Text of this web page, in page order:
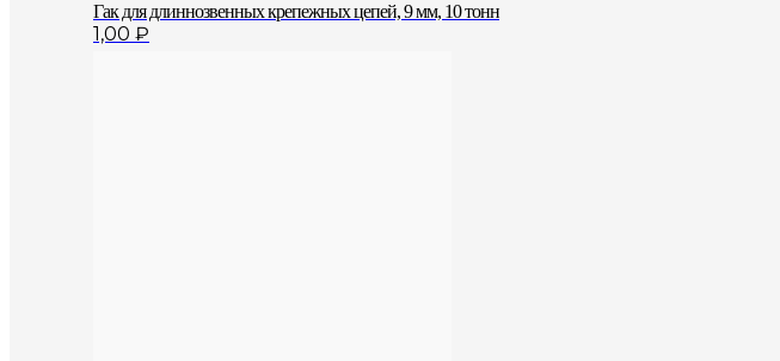
Гак для длиннозвенных крепежных цепей, 9 мм, 10 тонн
1,00 ₽